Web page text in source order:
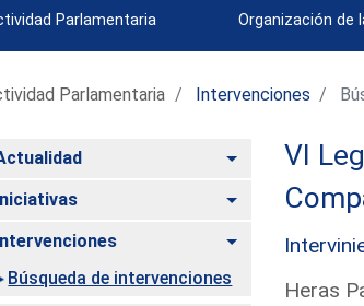
Parlamentaria Organización de
Parlamentaria Intervenciones
Alternar
Alternar
Alternar
Búsqueda de intervenciones
VI
Heras